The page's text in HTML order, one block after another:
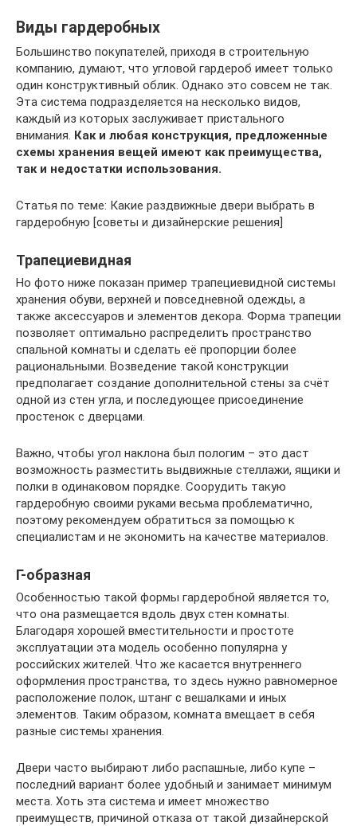
Виды гардеробных
Большинство покупателей, приходя в строительную
компанию, думают, что угловой гардероб имеет только
один конструктивный облик. Однако это совсем не так.
Эта система подразделяется на несколько видов,
каждый из которых заслуживает пристального
внимания. Как и любая конструкция, предложенные
схемы хранения вещей имеют как преимущества,
так и недостатки использования.
Статья по теме: Какие раздвижные двери выбрать в
гардеробную [советы и дизайнерские решения]
Трапециевидная
Но фото ниже показан пример трапециевидной системы
хранения обуви, верхней и повседневной одежды, а
также аксессуаров и элементов декора. Форма трапеции
позволяет оптимально распределить пространство
спальной комнаты и сделать её пропорции более
рациональными. Возведение такой конструкции
предполагает создание дополнительной стены за счёт
одной из стен угла, и последующее присоединение
простенок с дверцами.
Важно, чтобы угол наклона был пологим – это даст
возможность разместить выдвижные стеллажи, ящики и
полки в одинаковом порядке. Соорудить такую
гардеробную своими руками весьма проблематично,
поэтому рекомендуем обратиться за помощью к
специалистам и не экономить на качестве материалов.
Г-образная
Особенностью такой формы гардеробной является то,
что она размещается вдоль двух стен комнаты.
Благодаря хорошей вместительности и простоте
эксплуатации эта модель особенно популярна у
российских жителей. Что же касается внутреннего
оформления пространства, то здесь нужно равномерное
расположение полок, штанг с вешалками и иных
элементов. Таким образом, комната вмещает в себя
разные системы хранения.
Двери часто выбирают либо распашные, либо купе –
последний вариант более удобный и занимает минимум
места. Хоть эта система и имеет множество
преимуществ, причиной отказа от такой дизайнерской